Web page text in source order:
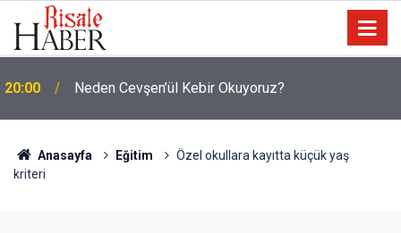
19:25 Dost Tv Kurucusu Yaşar Erdoğan vefat etti
Anasayfa Eğitim
Özel okullara kayıtta küçük yaş
kriteri